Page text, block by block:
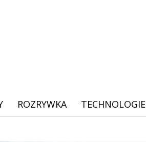
ROZRYWKA TECHNOLOGIE